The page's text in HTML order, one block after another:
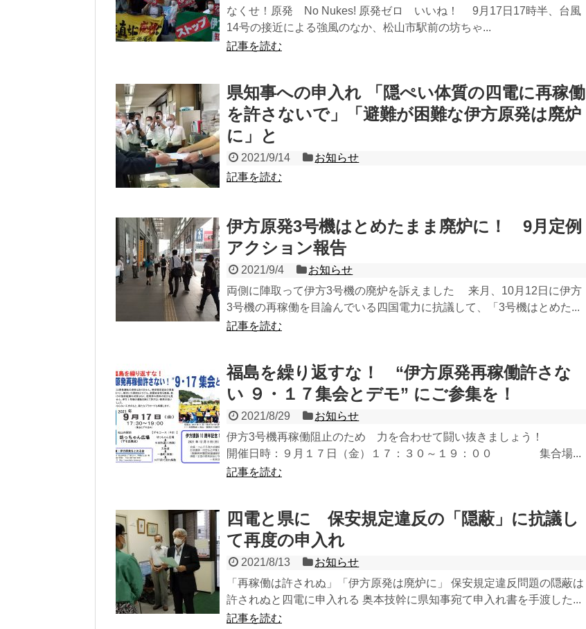
なくせ！原発 No Nukes! 原発ゼロ いいね！ 9月17日17時半、台風
14号の接近による強風のなか、松山市駅前の坊ちゃ...
記事を読む
県知事への申入れ 「隠ぺい体質の四電に再稼働
を許さないで」「避難が困難な伊方原発は廃炉
に」と
2021/9/14
お知らせ
記事を読む
伊方原発3号機はとめたまま廃炉に！ 9月定例
アクション報告
2021/9/4
お知らせ
両側に陣取って伊方3号機の廃炉を訴えました 来月、10月12日に伊方
3号機の再稼働を目論んでいる四国電力に抗議して、「3号機はとめた...
記事を読む
福島を繰り返すな！ “伊方原発再稼働許さな
い ９・１７集会とデモ” にご参集を！
2021/8/29
お知らせ
伊方3号機再稼働阻止のため 力を合わせて闘い抜きましょう！
開催日時：９月１７日（金）１７：３０～１９：００ 集合場...
記事を読む
四電と県に 保安規定違反の「隠蔽」に抗議し
て再度の申入れ
2021/8/13
お知らせ
「再稼働は許されぬ」「伊方原発は廃炉に」 保安規定違反問題の隠蔽は
許されぬと四電に申入れる 奥本技幹に県知事宛て申入れ書を手渡した...
記事を読む